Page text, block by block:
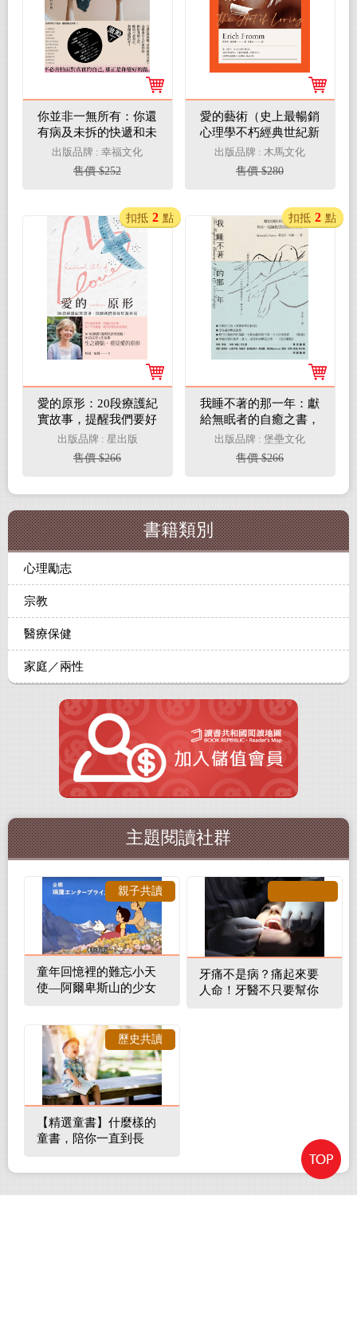
你並非一無所有：你還
有病及未拆的快遞和未
完成的夢想(電子書)
出版品牌 : 幸福文化
售價 $252
愛的藝術（史上最暢銷
心理學不朽經典世紀新
譯本）：心理學大師佛
洛姆談愛的真諦，一本
學習如何去愛的聖經(電
出版品牌 : 木馬文化
售價 $280
愛的原形：20段療護紀
實故事，提醒我們要好
好說再見(電子書)
出版品牌 : 星出版
售價 $266
扣抵 2 點
我睡不著的那一年：獻
給無眠者的自癒之書，
與你一起擁抱那份無形
的不安(電子書)
出版品牌 : 堡壘文化
售價 $266
扣抵 2 點
書籍類別
心理勵志
宗教
醫療保健
家庭／兩性
主題閱讀社群
童年回憶裡的難忘小天
使—阿爾卑斯山的少女
親子共讀
牙痛不是病？痛起來要
人命！牙醫不只要幫你
【精選童書】什麼樣的
童書，陪你一直到長
歷史共讀